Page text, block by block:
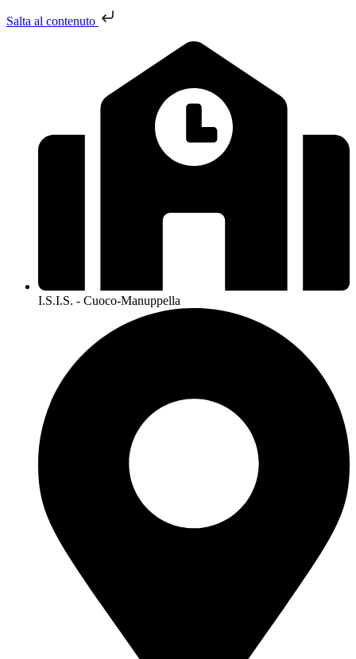
Salta al contenuto
I.S.I.S. - Cuoco-Manuppella